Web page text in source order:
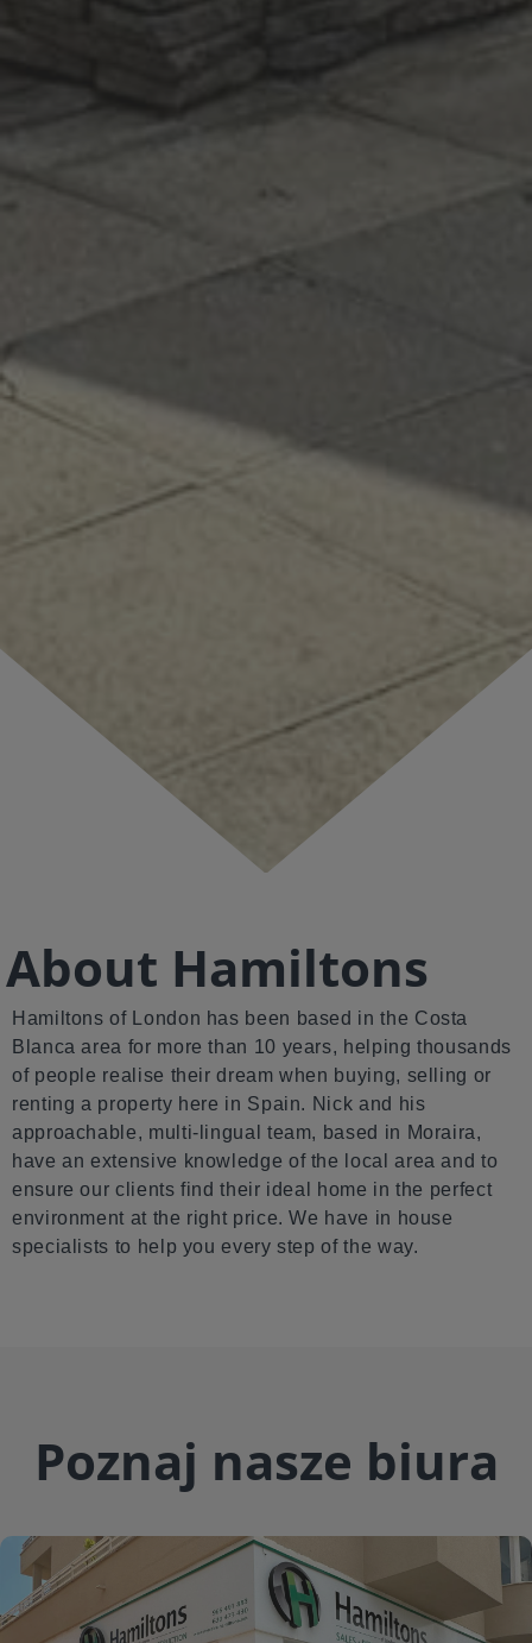
About Hamiltons
Hamiltons of London has been based in the Costa
Blanca area for more than 10 years, helping thousands
of people realise their dream when buying, selling or
renting a property here in Spain. Nick and his
approachable, multi-lingual team, based in Moraira,
have an extensive knowledge of the local area and to
ensure our clients find their ideal home in the perfect
environment at the right price. We have in house
specialists to help you every step of the way.
Poznaj nasze biura